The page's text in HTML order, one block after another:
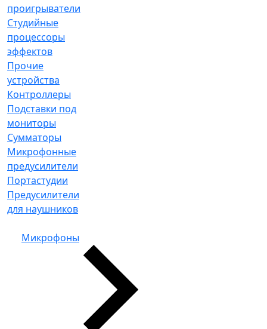
проигрыватели
Студийные
процессоры
эффектов
Прочие
устройства
Контроллеры
Подставки под
мониторы
Сумматоры
Микрофонные
предусилители
Портастудии
Предусилители
для наушников
Микрофоны